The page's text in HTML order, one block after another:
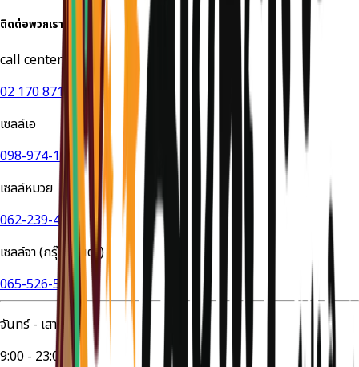
ติดต่อพวกเรา
call center
02 170 8714
เซลล์เอ
098-974-1649
เซลล์หมวย
062-239-4524
เซลล์จา (กรุ๊ปส่วนตัว)
065-526-5447
จันทร์ - เสาร์
9:00 - 23:00